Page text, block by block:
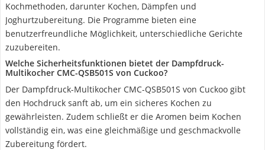
Kochmethoden, darunter Kochen, Dämpfen und
Joghurtzubereitung. Die Programme bieten eine
benutzerfreundliche Möglichkeit, unterschiedliche Gerichte
zuzubereiten.
Welche Sicherheitsfunktionen bietet der Dampfdruck-
Multikocher CMC-QSB501S von Cuckoo?
Der Dampfdruck-Multikocher CMC-QSB501S von Cuckoo gibt
den Hochdruck sanft ab, um ein sicheres Kochen zu
gewährleisten. Zudem schließt er die Aromen beim Kochen
vollständig ein, was eine gleichmäßige und geschmackvolle
Zubereitung fördert.